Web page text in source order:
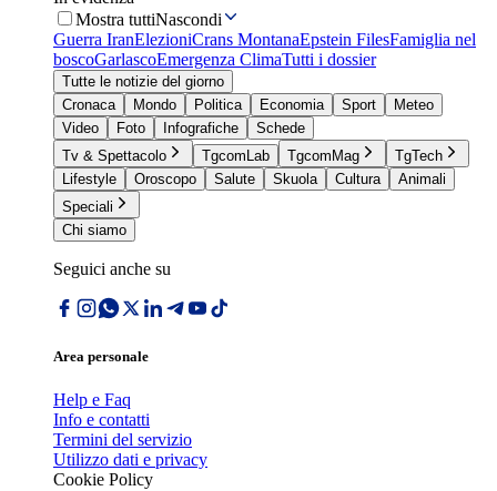
Mostra tuttiNascondi
Guerra IranElezioniCrans MontanaEpstein FilesFamiglia nel
boscoGarlascoEmergenza ClimaTutti i dossier
Tutte le notizie del giorno
Cronaca
Mondo Politica Economia Sport
Meteo
Video
Foto Infografiche
Schede
Tv & Spettacolo
TgcomLab TgcomMag
TgTech
Lifestyle
Oroscopo Salute Skuola Cultura
Animali
Speciali
Chi siamo
Seguici anche su
Area personale
Help e Faq
Info e contatti
Termini del servizio
Utilizzo dati e privacy
Cookie Policy